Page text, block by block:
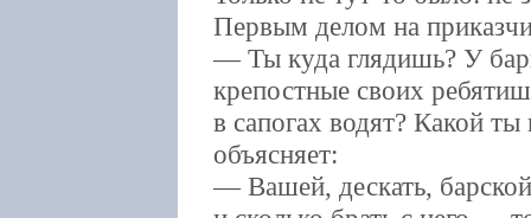
Первым делом на
— Ты куда глядишь? У
крепостные своих
в сапогах водят? Какой ты
объясняет:
— Вашей, дескать,